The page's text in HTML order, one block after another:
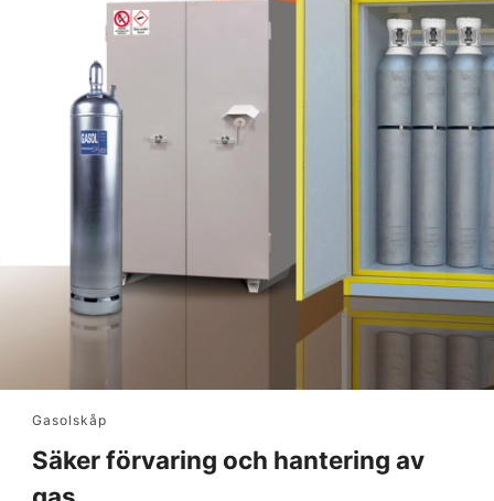
Gasolskåp
Säker förvaring och hantering av